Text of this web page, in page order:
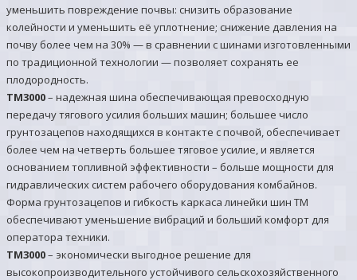
уменьшить повреждение почвы: снизить образование
колейности и уменьшить её уплотнение; снижение давления на
почву более чем на 30% — в сравнении с шинами изготовленными
по традиционной технологии — позволяет сохранять ее
плодородность.
TM3000– надежная шина обеспечивающая превосходную
передачу тягового усилия больших машин; большее число
грунтозацепов находящихся в контакте с почвой, обеспечивает
более чем на четверть большее тяговое усилие, и является
основанием топливной эффективности – больше мощности для
гидравлических систем рабочего оборудования комбайнов.
Форма грунтозацепов и гибкость каркаса линейки шин TM
обеспечивают уменьшение вибраций и больший комфорт для
оператора техники.
TM3000– экономически выгодное решение для
высокопроизводительного устойчивого сельскохозяйственного